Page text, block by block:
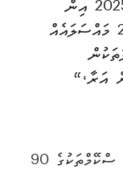
އިތުރުވެގެން ގޮއްސި، އަޅުގަނޑުމެން 2025 އިން
2026 އާއި ހަމަޔަށް ބަލާއިރު 2,700 މައްސަލައެއް
މިލިޔަނަށް އަރާ،“
ފުލުހުން ހާމަކުރި ގޮތުގައި ރާއްޖޭގައި ހިންގާ ސްކޭމްތަކުގެ 90